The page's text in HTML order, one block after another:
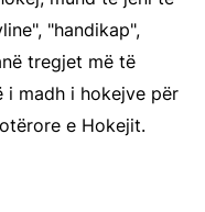
"handikap",
tregjet më të
i madh i hokejve për
e Hokejit.